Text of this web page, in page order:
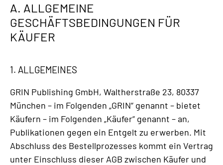
A. ALLGEMEINE
GESCHÄFTSBEDINGUNGEN FÜR
KÄUFER
1. ALLGEMEINES
GRIN Publishing GmbH, Waltherstraße 23, 80337
München – im Folgenden „GRIN“ genannt – bietet
Käufern – im Folgenden „Käufer“ genannt – an,
Publikationen gegen ein Entgelt zu erwerben. Mit
Abschluss des Bestellprozesses kommt ein Vertrag
unter Einschluss dieser AGB zwischen Käufer und